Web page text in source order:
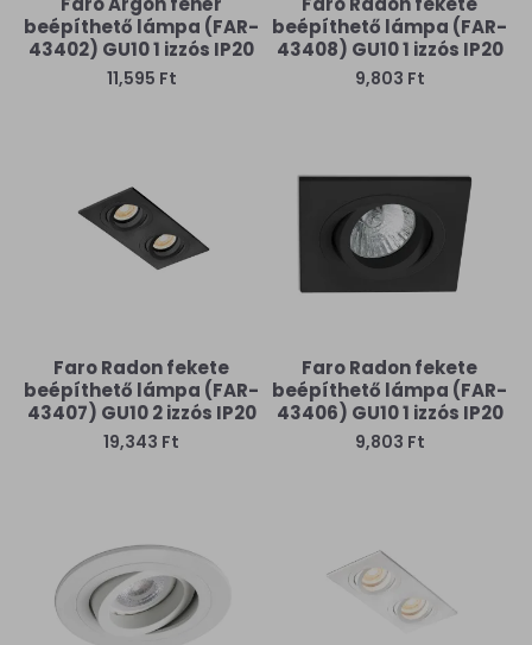
beépíthető lámpa (FAR-
43402) GU10 1 izzós IP20
11,595 Ft
beépíthető lámpa (FAR-
43408) GU10 1 izzós IP20
9,803 Ft
Faro Radon fekete
beépíthető lámpa (FAR-
43407) GU10 2 izzós IP20
19,343 Ft
Faro Radon fekete
beépíthető lámpa (FAR-
43406) GU10 1 izzós IP20
9,803 Ft